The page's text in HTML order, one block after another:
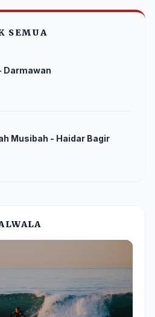
SEMUA
Darmawan
Musibah - Haidar Bagir